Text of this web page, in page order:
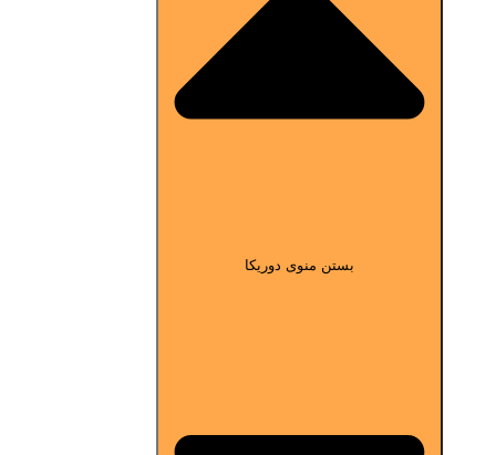
بستن منوی دوریکا